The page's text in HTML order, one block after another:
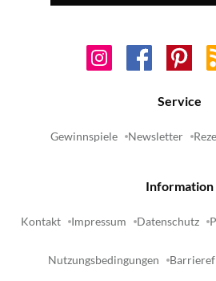
Service
Gewinnspiele Newsletter
Information
Kontakt Impressum Datenschutz
Nutzungsbedingungen